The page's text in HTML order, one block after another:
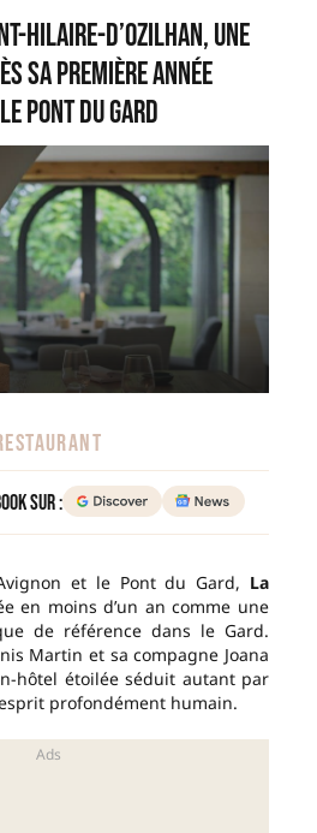
Hilaire-d’Ozilhan, une
sa première année
Pont du Gard
sur :
et le Pont du Gard, La
en moins d’un an comme une
de référence dans le Gard.
Martin et sa compagne Joana
hôtel étoilée séduit autant par
profondément humain.